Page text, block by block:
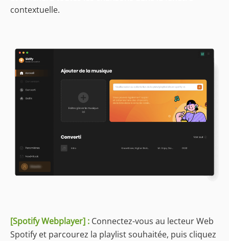
contextuelle.
[Spotify Webplayer] : Connectez-vous au lecteur Web
Spotify et parcourez la playlist souhaitée, puis cliquez